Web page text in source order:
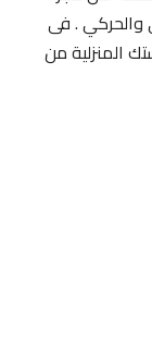
والحركي . فى
المنزلية من